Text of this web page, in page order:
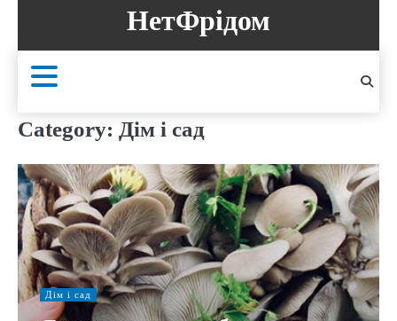
content
НетФрідом
Category: Дім і сад
Дім і сад